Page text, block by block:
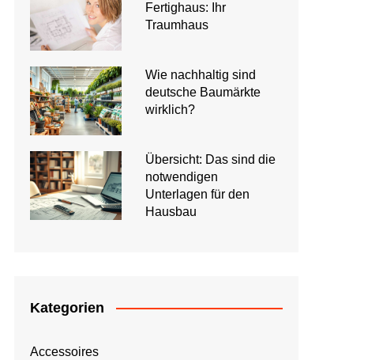
Fertighaus: Ihr
Traumhaus
Wie nachhaltig sind
deutsche Baumärkte
wirklich?
Übersicht: Das sind die
notwendigen
Unterlagen für den
Hausbau
Kategorien
Accessoires